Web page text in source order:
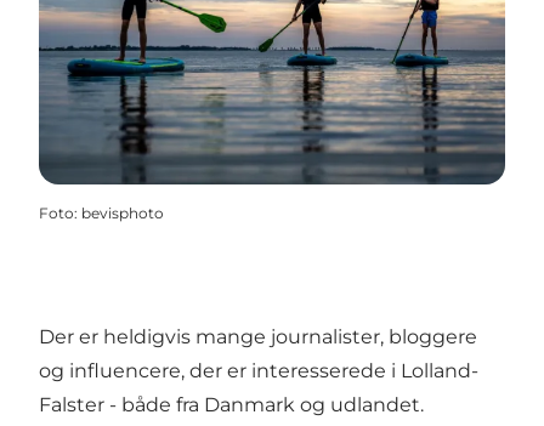
Foto: bevisphoto
Der er heldigvis mange journalister, bloggere
og influencere, der er interesserede i Lolland-
Falster - både fra Danmark og udlandet.